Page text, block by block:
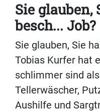
Sie glauben,
besch... Job?
Sie glauben, Sie
Tobias Kurfer hat
schlimmer sind
Tellerwäscher,
Aushilfe und